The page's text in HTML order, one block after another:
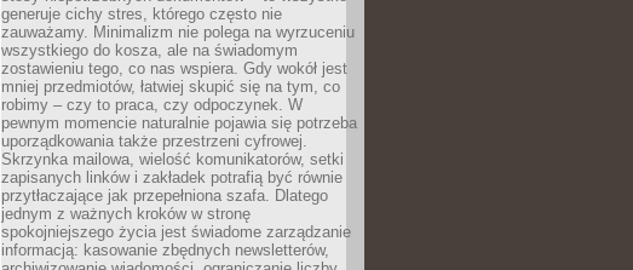
generuje cichy stres, którego często nie
zauważamy. Minimalizm nie polega na wyrzuceniu
wszystkiego do kosza, ale na świadomym
zostawieniu tego, co nas wspiera. Gdy wokół jest
mniej przedmiotów, łatwiej skupić się na tym, co
robimy – czy to praca, czy odpoczynek. W
pewnym momencie naturalnie pojawia się potrzeba
uporządkowania także przestrzeni cyfrowej.
Skrzynka mailowa, wielość komunikatorów, setki
zapisanych linków i zakładek potrafią być równie
przytłaczające jak przepełniona szafa. Dlatego
jednym z ważnych kroków w stronę
spokojniejszego życia jest świadome zarządzanie
informacją: kasowanie zbędnych newsletterów,